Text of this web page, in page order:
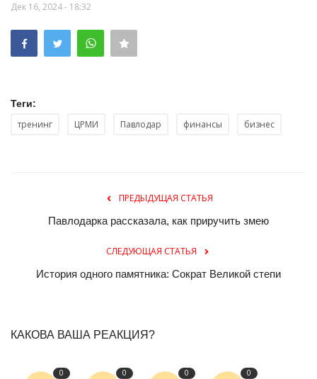
Дек 16, 2024 - 18:32
Теги:
тренинг ЦРМИ Павлодар финансы бизнес
ПРЕДЫДУЩАЯ СТАТЬЯ
Павлодарка рассказала, как приручить змею
СЛЕДУЮЩАЯ СТАТЬЯ
История одного памятника: Сократ Великой степи
КАКОВА ВАША РЕАКЦИЯ?
0 0 0 0